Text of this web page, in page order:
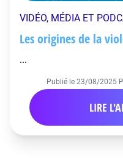
VIDÉO, MÉDIA ET
Les origines de la
...
Publié le 23/08/2025
LIRE